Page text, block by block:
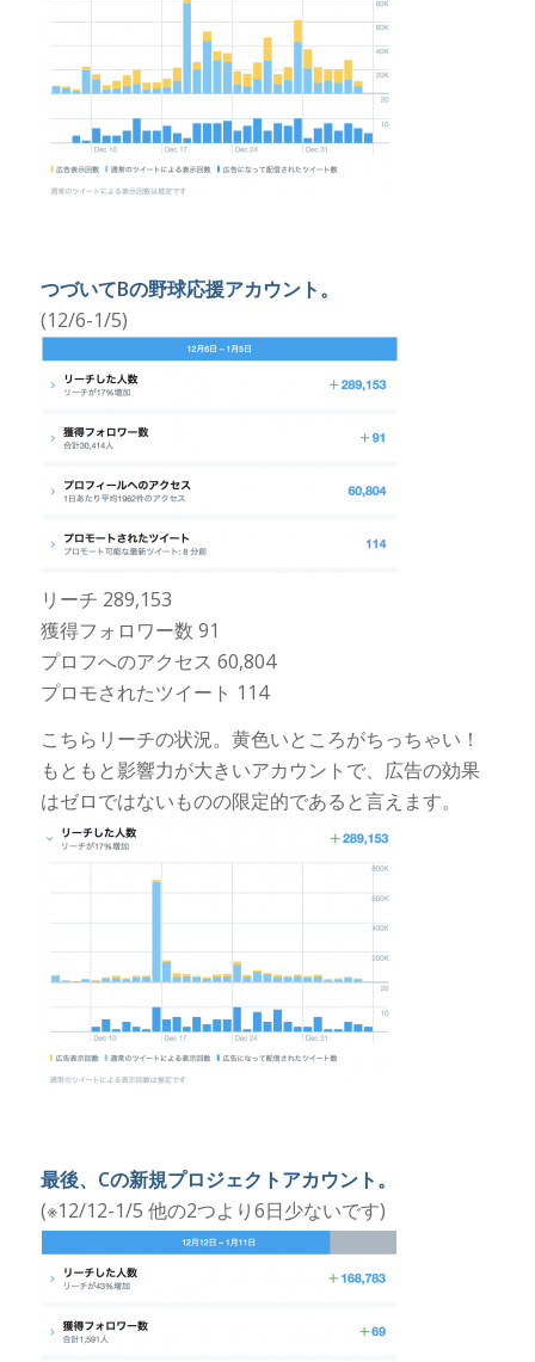
つづいてBの野球応援アカウント。
(12/6-1/5)
リーチ 289,153
獲得フォロワー数 91
プロフへのアクセス 60,804
プロモされたツイート 114
こちらリーチの状況。黄色いところがちっちゃい！
もともと影響力が大きいアカウントで、広告の効果
はゼロではないものの限定的であると言えます。
最後、Cの新規プロジェクトアカウント。
(※12/12-1/5 他の2つより6日少ないです)